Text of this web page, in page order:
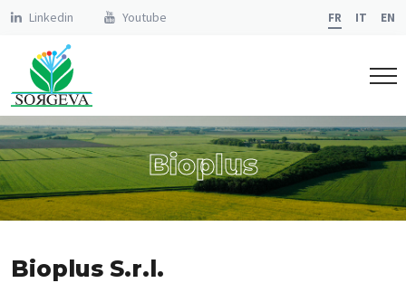
Linkedin Youtube FR IT EN
Bioplus
Bioplus S.r.l.